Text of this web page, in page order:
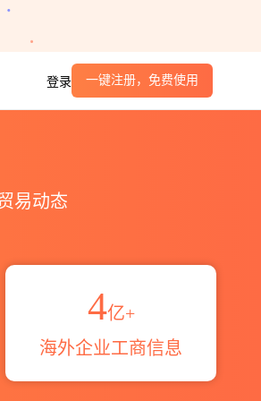
登录 一键注册，免费使用
易动态
4亿+
海外企业工商信息